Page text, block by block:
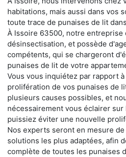
habitations, mais aussi dans vos
toute trace de punaises de lit
À Issoire 63500, notre entreprise
désinsectisation, et possède
compétents, qui se chargeront
punaises de lit de votre
Vous vous inquiétez par rapport
prolifération de vos punaises de
plusieurs causes possibles, et
nécessairement vous éclairer
puissiez éviter une nouvelle
Nos experts seront en mesure
solutions les plus adaptées, afin
complète de toutes les punaises